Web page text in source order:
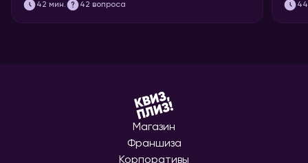
42 мин. 42 вопроса
44
Магазин
Франшиза
Корпоративы